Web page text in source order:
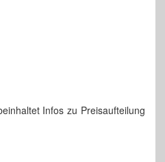
Infos zu Preisaufteilung